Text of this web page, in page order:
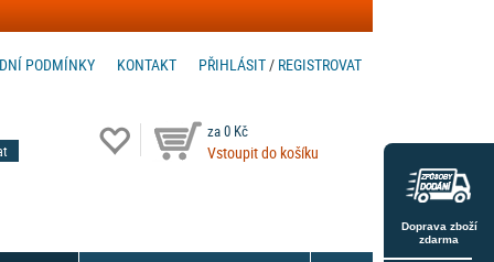
PŘIHLÁSIT/ REGISTROVAT
KONTAKT
PODMÍNKY
za 0 Kč
Vstoupit do košíku
Doprava zboží
zdarma